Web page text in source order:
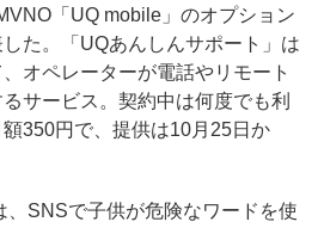
「UQ mobile」のオプション
た。「UQあんしんサポート」は
オペレーターが電話やリモート
サービス。契約中は何度でも利
350円で、提供は10月25日か
SNSで子供が危険なワードを使